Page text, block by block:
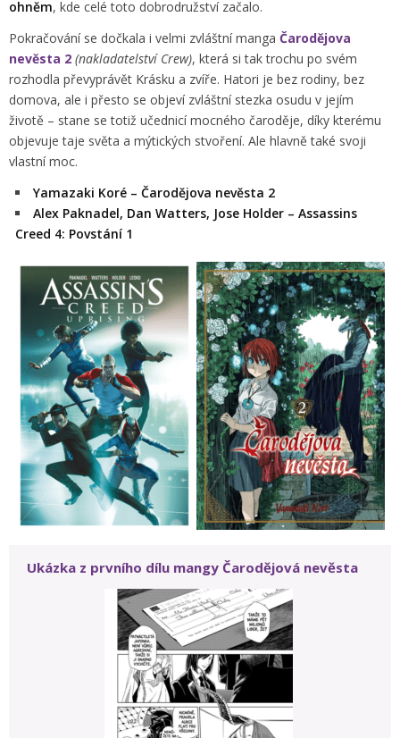
ohněm, kde celé toto dobrodružství začalo.
Pokračování se dočkala i velmi zvláštní manga Čarodějova
nevěsta 2 (nakladatelství Crew), která si tak trochu po svém
rozhodla převyprávět Krásku a zvíře. Hatori je bez rodiny, bez
domova, ale i přesto se objeví zvláštní stezka osudu v jejím
životě – stane se totiž učednicí mocného čaroděje, díky kterému
objevuje taje světa a mýtických stvoření. Ale hlavně také svoji
vlastní moc.
Yamazaki Koré – Čarodějova nevěsta 2
Alex Paknadel, Dan Watters, Jose Holder – Assassins
Creed 4: Povstání 1
Ukázka z prvního dílu mangy Čarodějová nevěsta